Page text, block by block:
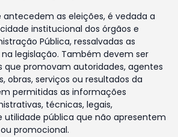
antecedem as eleições, é vedada a
institucional dos órgãos e
Pública, ressalvadas as
legislação. Também devem ser
que promovam autoridades, agentes
obras, serviços ou resultados da
permitidas as informações
técnicas, legais,
utilidade pública que não apresentem
promocional.